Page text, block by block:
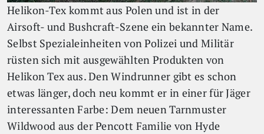
Helikon-Tex kommt aus Polen und ist in der
Airsoft- und Bushcraft-Szene ein bekannter Name.
Selbst Spezialeinheiten von Polizei und Militär
rüsten sich mit ausgewählten Produkten von
Helikon Tex aus. Den Windrunner gibt es schon
etwas länger, doch neu kommt er in einer für Jäger
interessanten Farbe: Dem neuen Tarnmuster
Wildwood aus der Pencott Familie von Hyde